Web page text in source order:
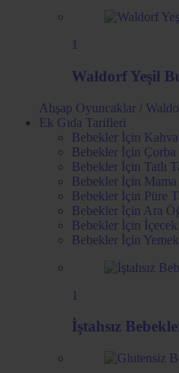
1
Waldorf Yeşil
Ahşap Oyuncaklar /
Ek Gıda Tarifleri
Bebekler İçin
Bebekler İçin
Bebekler İçin Tatlı
Bebekler İçin
Bebekler İçin Püre
Bebekler İçin Ara
Bebekler İçin
Bebekler İçin
1
İştahsız